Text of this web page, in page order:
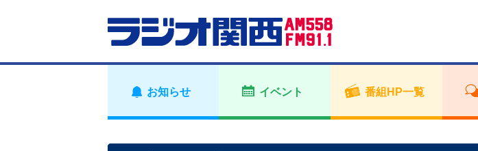
お知らせ イベント 番組HP一覧